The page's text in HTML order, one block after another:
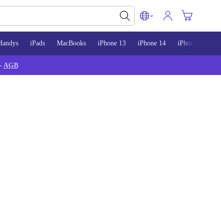
iPads MacBooks iPhone 13 iPhone 14 iPhone 15
AGB